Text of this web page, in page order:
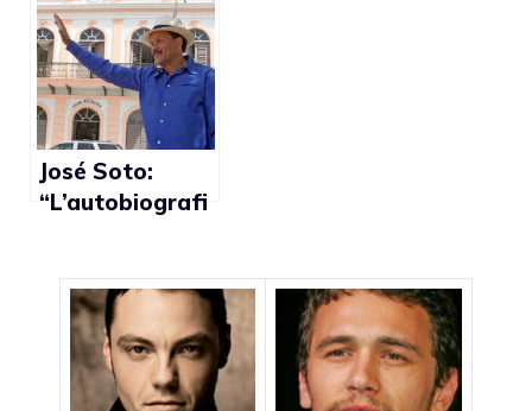
José Soto:
“L’autobiografi
pericolosa”